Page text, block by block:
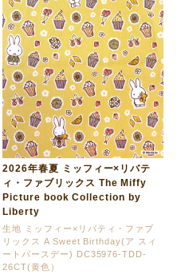
2026年春夏 ミッフィー×リバテ
ィ・ファブリックス The Miffy
Picture book Collection by
Liberty
生地 ミッフィー×リバティ・ファブ
リックス A Sweet Birthday(ア スィ
ートバースデー) DC35976-TDD-
26CT(黄色）